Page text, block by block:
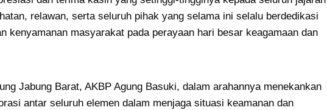
relawan, serta seluruh pihak yang selama ini selalu berdedikasi
kenyamanan masyarakat pada perayaan hari besar keagamaan dan
Jabung Barat, AKBP Agung Basuki, dalam arahannya menekankan
antar seluruh elemen dalam menjaga situasi keamanan dan